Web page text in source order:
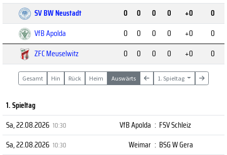
SV BW Neustadt
0 0 0 0 +0
0
VfB Apolda
0 0 0 0 +0
0
ZFC Meuselwitz
0 0 0 0 +0 0
Gesamt Hin Rück Heim Auswärts 1. Spieltag
1. Spieltag
Sa, 22.08.2026 10:30 VfB Apolda : FSV Schleiz
Sa, 22.08.2026 10:30 Weimar : BSG W Gera